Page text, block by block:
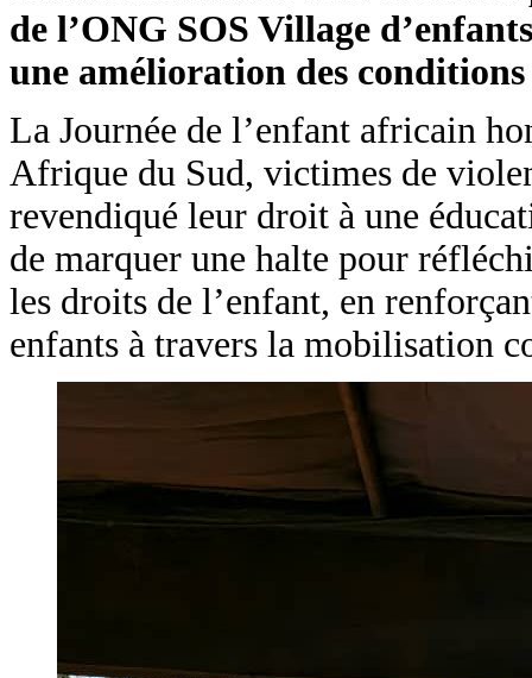
de l’ONG SOS Village
une amélioration des
La Journée de l’enfant africain
Afrique du Sud, victimes de
revendiqué leur droit à une
de marquer une halte pour
les droits de l’enfant, en
enfants à travers la mobilisation